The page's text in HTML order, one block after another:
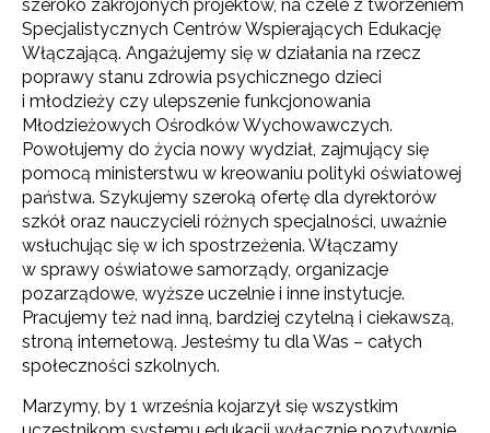
szeroko zakrojonych projektów, na czele z tworzeniem
Specjalistycznych Centrów Wspierających Edukację
Włączającą. Angażujemy się w działania na rzecz
poprawy stanu zdrowia psychicznego dzieci
i młodzieży czy ulepszenie funkcjonowania
Młodzieżowych Ośrodków Wychowawczych.
Powołujemy do życia nowy wydział, zajmujący się
pomocą ministerstwu w kreowaniu polityki oświatowej
państwa. Szykujemy szeroką ofertę dla dyrektorów
szkół oraz nauczycieli różnych specjalności, uważnie
wsłuchując się w ich spostrzeżenia. Włączamy
w sprawy oświatowe samorządy, organizacje
pozarządowe, wyższe uczelnie i inne instytucje.
Pracujemy też nad inną, bardziej czytelną i ciekawszą,
stroną internetową. Jesteśmy tu dla Was – całych
społeczności szkolnych.
Marzymy, by 1 września kojarzył się wszystkim